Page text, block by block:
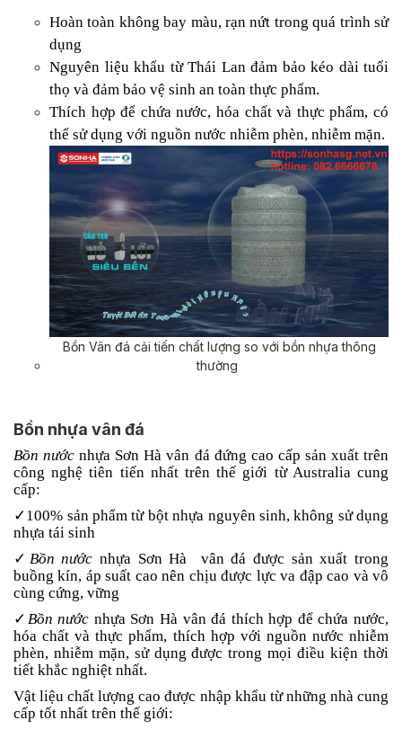
Hoàn toàn không bay màu, rạn nứt trong quá trình sử
dụng
Nguyên liệu khẩu từ Thái Lan đảm bảo kéo dài tuổi
thọ và đảm bảo vệ sinh an toàn thực phẩm.
Thích hợp để chứa nước, hóa chất và thực phẩm, có
thể sử dụng với nguồn nước nhiễm phèn, nhiễm mặn.
Bồn Vân đá cải tiến chất lượng so với bồn nhựa thông
thường
Bồn nhựa vân đá
Bồn nướcnhựa Sơn Hà vân đá đứng cao cấp sản xuất trên
công nghệ tiên tiến nhất trên thế giới từ Australia cung
cấp:
✓100% sản phẩm từ bột nhựa nguyên sinh, không sử dụng
nhựa tái sinh
✓ Bồn nướcnhựa Sơn Hà vân đá được sản xuất trong
buồng kín, áp suất cao nên chịu được lực va đập cao và vô
cùng cứng, vững
✓ Bồn nước nhựa Sơn Hà vân đá thích hợp để chứa nước,
hóa chất và thực phẩm, thích hợp với nguồn nước nhiễm
phèn, nhiễm mặn, sử dụng được trong mọi điều kiện thời
tiết khắc nghiệt nhất.
Vật liệu chất lượng cao được nhập khẩu từ những nhà cung
cấp tốt nhất trên thế giới: